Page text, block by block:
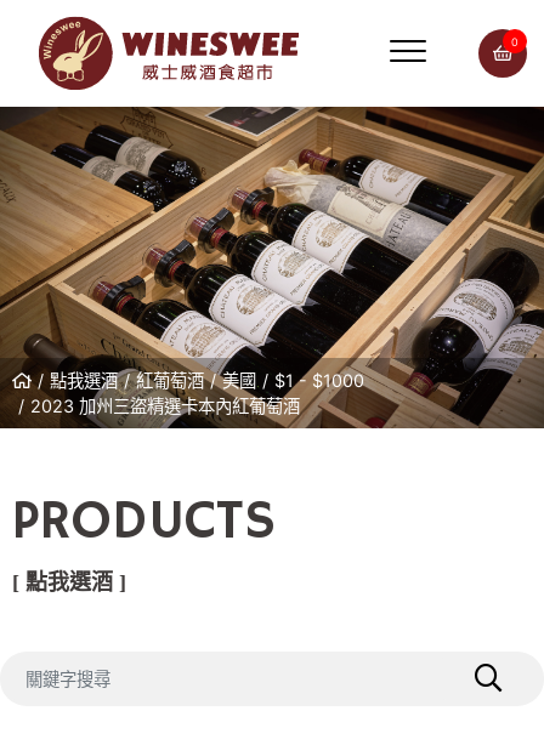
0
點我選酒 紅葡萄酒 美國
$1 - $1000
2023 加州三盜精選卡本內紅葡萄酒
PRODUCTS
[ 點我選酒 ]